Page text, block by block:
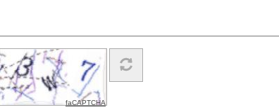
faCAPTCHA